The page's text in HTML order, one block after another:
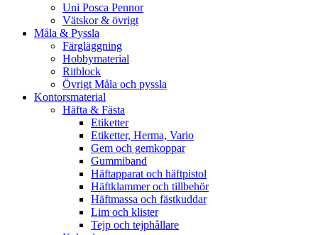
Uni Posca Pennor
Vätskor & övrigt
Måla & Pyssla
Färgläggning
Hobbymaterial
Ritblock
Övrigt Måla och pyssla
Kontorsmaterial
Häfta & Fästa
Etiketter
Etiketter, Herma, Vario
Gem och gemkoppar
Gummiband
Häftapparat och häftpistol
Häftklammer och tillbehör
Häftmassa och fästkuddar
Lim och klister
Tejp och tejphållare